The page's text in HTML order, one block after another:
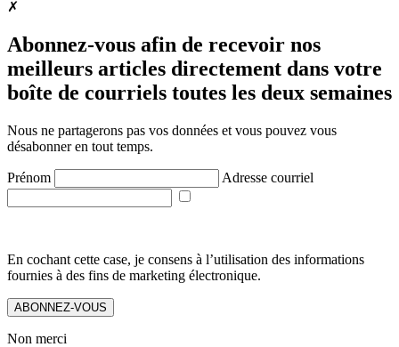
✗
Abonnez-vous afin de recevoir nos
meilleurs articles directement dans votre
boîte de courriels toutes les deux semaines
Nous ne partagerons pas vos données et vous pouvez vous
désabonner en tout temps.
Prénom Adresse courriel
En cochant cette case, je consens à l’utilisation des informations
fournies à des fins de marketing électronique.
ABONNEZ-VOUS
Non merci